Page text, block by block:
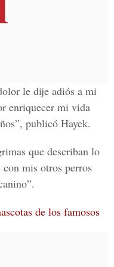
le dije adiós a mi
enriquecer mi vida
publicó Hayek.
que describan lo
mis otros perros
de los famosos